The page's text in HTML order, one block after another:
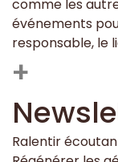
comme les
événements
responsable, le
+
Ralentir